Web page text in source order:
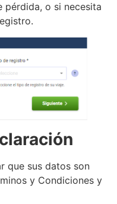
pérdida, o si necesita
que sus datos son
y Condiciones y